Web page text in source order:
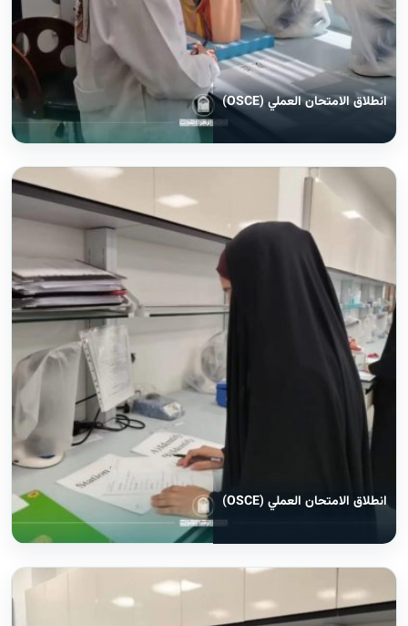
انطلاق الامتحان العملي (OSCE)
انطلاق الامتحان العملي (OSCE)